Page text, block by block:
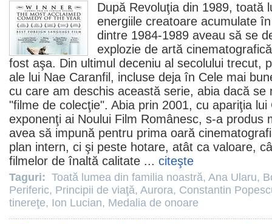
După Revoluţia din 1989, toată
energiile creatoare acumulate
dintre 1984-1989 aveau să se
explozie de artă
fost aşa. Din ultimul deceniu al secolului trecut,
ale lui Nae Caranfil , incluse deja în Cele mai
cu care am deschis această serie, abia dacă se
"filme de colecţie". Abia prin 2001, cu apariţia lui
exponenţi ai Noului Film Românesc, s-a produs
avea să impună pentru prima oară
plan intern, ci şi peste hotare, atât ca valoare,
filmelor de înaltă calitate ... citeşte
Taguri: Toată lumea din familia noastră, Ana Ularu,
Periferic, Principii de viaţă, Aurora, Constantin
tinereţe, Ion Lucian, Medalia de onoare